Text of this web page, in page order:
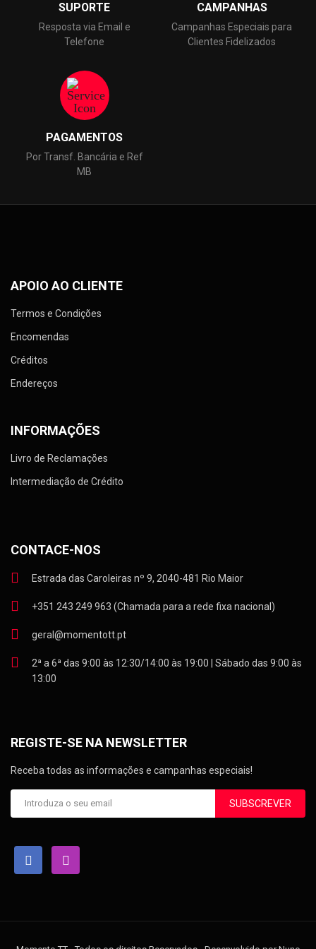
SUPORTE
Resposta via Email e
Telefone
CAMPANHAS
Campanhas Especiais para
Clientes Fidelizados
PAGAMENTOS
Por Transf. Bancária e Ref
MB
APOIO AO CLIENTE
Termos e Condições
Encomendas
Créditos
Endereços
INFORMAÇÕES
Livro de Reclamações
Intermediação de Crédito
CONTACE-NOS
Estrada das Caroleiras nº 9, 2040-481 Rio Maior
+351 243 249 963 (Chamada para a rede fixa nacional)
geral@momentott.pt
2ª a 6ª das 9:00 às 12:30/14:00 às 19:00 | Sábado das 9:00 às
13:00
REGISTE-SE NA NEWSLETTER
Receba todas as informações e campanhas especiais!
SUBSCREVER